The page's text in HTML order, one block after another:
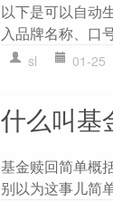
以下是可以自动
入品牌名称、口
sl 01-25
什么叫基
基金赎回简单概
别以为这事儿简